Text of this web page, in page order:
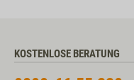
KOSTENLOSE BERATUNG